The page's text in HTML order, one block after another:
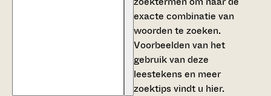
exacte combinatie van
woorden te zoeken.
Voorbeelden van het
gebruik van deze
leestekens en meer
zoektips vindt u hier.